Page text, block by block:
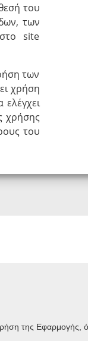
του
των
site
των
χρήση
χρήσης
του
της Εφαρμογής,